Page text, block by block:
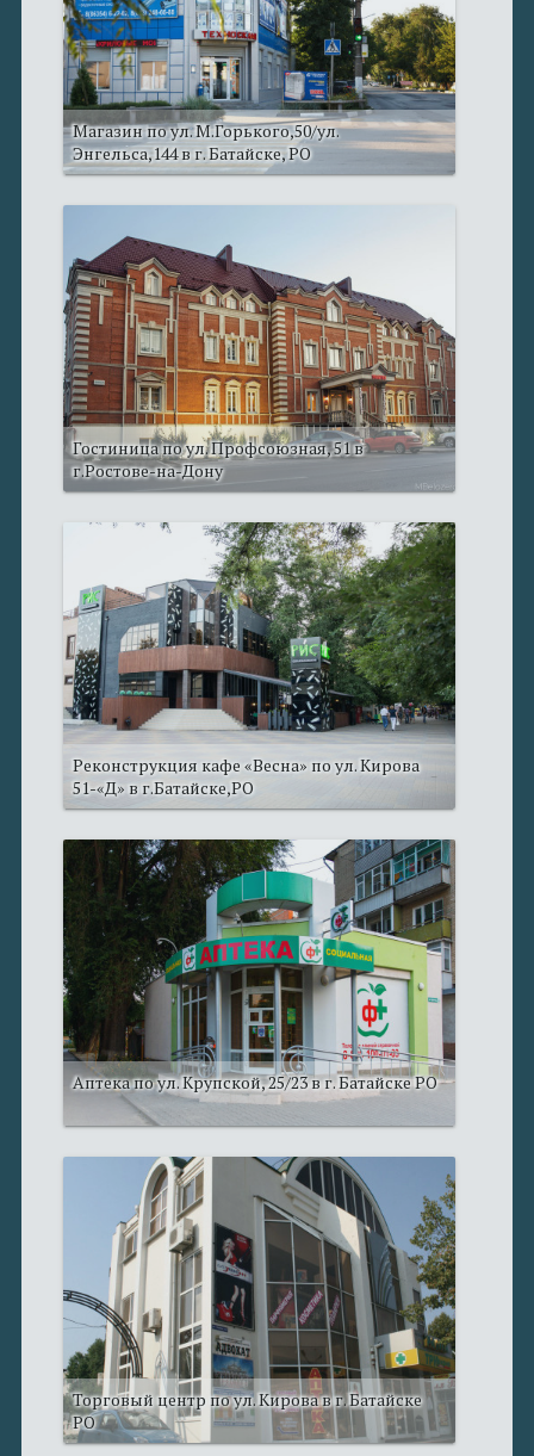
Магазин по ул. М.Горького,50/ул.
Энгельса,144 в г. Батайске, РО
Гостиница по ул. Профсоюзная, 51 в
г.Ростове-на-Дону
Реконструкция кафе «Весна» по ул. Кирова
51-«Д» в г.Батайске,РО
Аптека по ул. Крупской, 25/23 в г. Батайске РО
Торговый центр по ул. Кирова в г. Батайске
РО